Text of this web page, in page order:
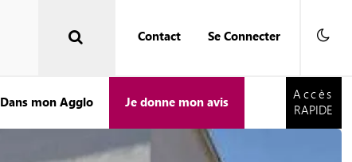
Contact Se Connecter
Accès
Dans mon Agglo Je donne mon avis
Accès
RAPIDE